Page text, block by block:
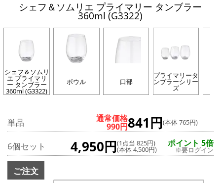
シェフ＆ソムリエ プライマリー タンブラー
360ml (G3322)
シェフ＆ソムリ
エ プライマリ
ー タンブラー
360ml (G3322)
ボウル 口部
プライマリータ
ンブラーシリー
ズ
単品 通常価格
990円841円(本体 765円)
6個セット 4,950円(1点当 825円)
(本体 4,500円)
ポイント 5倍
※要ログイン
ご注文